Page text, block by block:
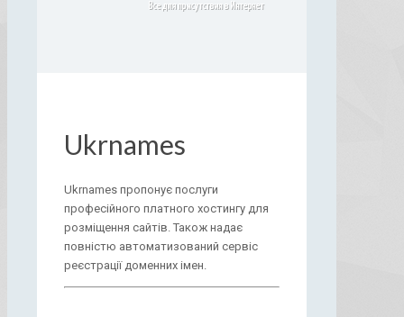
Ukrnames
Ukrnames пропонує послуги
професійного платного хостингу для
розміщення сайтів. Також надає
повністю автоматизований сервіс
реєстрації доменних імен.